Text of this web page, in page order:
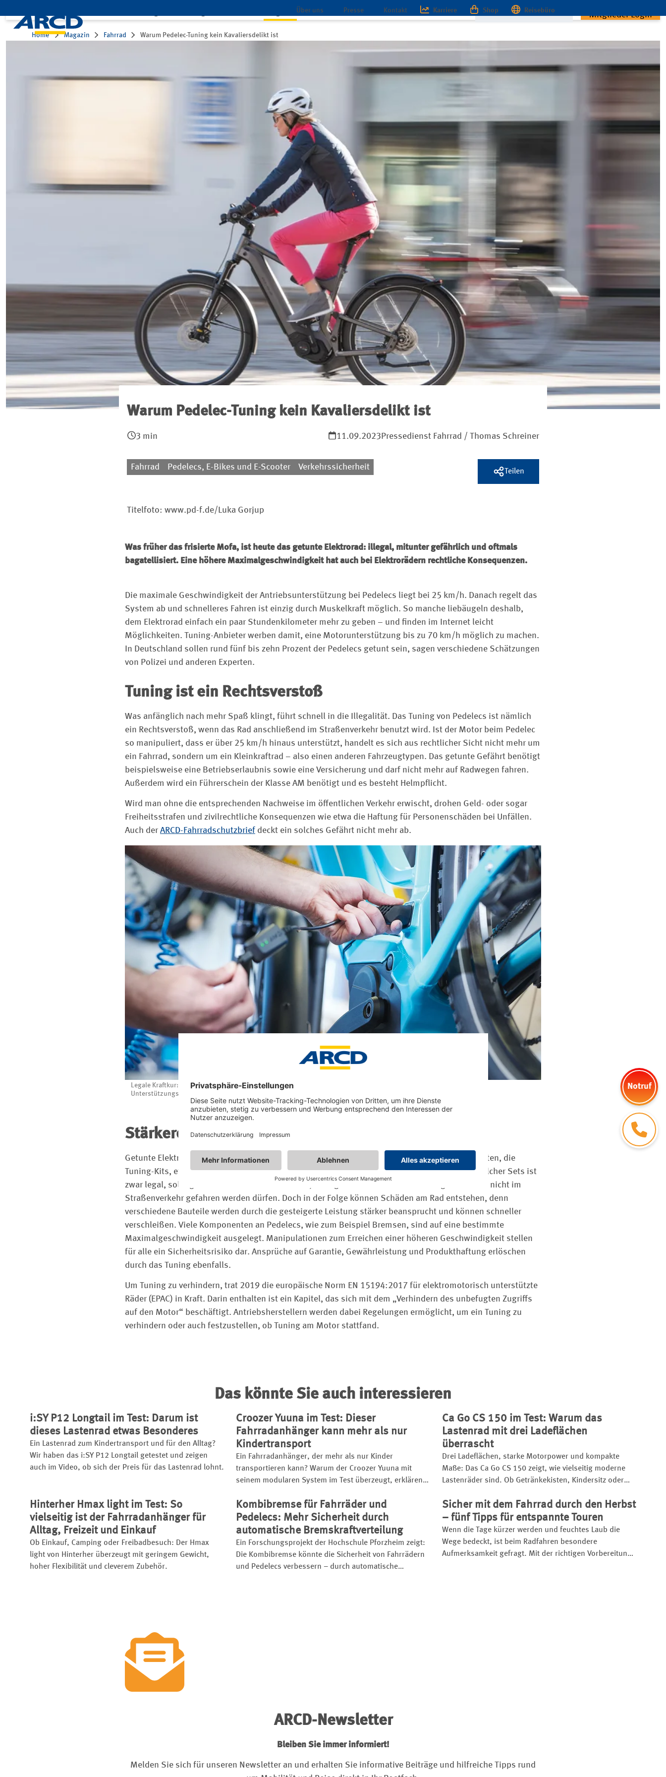
Über uns Presse Kontakt Karriere Shop Reisebüro
Infothek Mitglieder Login
Home Magazin Fahrrad Warum Pedelec-Tuning kein Kavaliersdelikt ist
Warum Pedelec-Tuning kein Kavaliersdelikt ist
3 min 11.09.2023 Pressedienst Fahrrad / Thomas Schreiner
Fahrrad Pedelecs, E-Bikes und E-Scooter Verkehrssicherheit Teilen
Titelfoto: www.pd-f.de/Luka Gorjup
Was früher das frisierte Mofa, ist heute das getunte Elektrorad: illegal, mitunter gefährlich und oftmals
bagatellisiert. Eine höhere Maximalgeschwindigkeit hat auch bei Elektrorädern rechtliche Konsequenzen.
Die maximale Geschwindigkeit der Antriebsunterstützung bei Pedelecs liegt bei 25 km/h. Danach regelt das
System ab und schnelleres Fahren ist einzig durch Muskelkraft möglich. So manche liebäugeln deshalb,
dem Elektrorad einfach ein paar Stundenkilometer mehr zu geben – und finden im Internet leicht
Möglichkeiten. Tuning-Anbieter werben damit, eine Motorunterstützung bis zu 70 km/h möglich zu machen.
In Deutschland sollen rund fünf bis zehn Prozent der Pedelecs getunt sein, sagen verschiedene Schätzungen
von Polizei und anderen Experten.
Tuning ist ein Rechtsverstoß
Was anfänglich nach mehr Spaß klingt, führt schnell in die Illegalität. Das Tuning von Pedelecs ist nämlich
ein Rechtsverstoß, wenn das Rad anschließend im Straßenverkehr benutzt wird. Ist der Motor beim Pedelec
so manipuliert, dass er über 25 km/h hinaus unterstützt, handelt es sich aus rechtlicher Sicht nicht mehr um
ein Fahrrad, sondern um ein Kleinkraftrad – also einen anderen Fahrzeugtypen. Das getunte Gefährt benötigt
beispielsweise eine Betriebserlaubnis sowie eine Versicherung und darf nicht mehr auf Radwegen fahren.
Außerdem wird ein Führerschein der Klasse AM benötigt und es besteht Helmpflicht.
Wird man ohne die entsprechenden Nachweise im öffentlichen Verkehr erwischt, drohen Geld- oder sogar
Freiheitsstrafen und zivilrechtliche Konsequenzen wie etwa die Haftung für Personenschäden bei Unfällen.
Auch der ARCD-Fahrradschutzbrief deckt ein solches Gefährt nicht mehr ab.
Legale Kraftkur: Bei manchen Antrieben können Fachleute erlaubterweise das Drehmoment erhöhen. Die maximale
Unterstützungsgeschwindigkeit beeinflusst das jedoch nicht. Foto: www.fit-ebike.com/pd-f
Stärkerer Verschleiß, weniger Sicherheit
Getunte Elektroräder sind im Straßenverkehr nicht zulässig. Das steht auch auf den Internetseiten, die
Tuning-Kits, etwa in Form von Tuning-Dongles oder auch Chip-Tuning, anbieten. Der Verkauf solcher Sets ist
zwar legal, solange der Anbieter darauf hinweist, dass getunte Räder nur auf Privatgelände und nicht im
Straßenverkehr gefahren werden dürfen. Doch in der Folge können Schäden am Rad entstehen, denn
verschiedene Bauteile werden durch die gesteigerte Leistung stärker beansprucht und können schneller
verschleißen. Viele Komponenten an Pedelecs, wie zum Beispiel Bremsen, sind auf eine bestimmte
Maximalgeschwindigkeit ausgelegt. Manipulationen zum Erreichen einer höheren Geschwindigkeit stellen
für alle ein Sicherheitsrisiko dar. Ansprüche auf Garantie, Gewährleistung und Produkthaftung erlöschen
durch das Tuning ebenfalls.
Um Tuning zu verhindern, trat 2019 die europäische Norm EN 15194:2017 für elektromotorisch unterstützte
Räder (EPAC) in Kraft. Darin enthalten ist ein Kapitel, das sich mit dem „Verhindern des unbefugten Zugriffs
auf den Motor“ beschäftigt. Antriebsherstellern werden dabei Regelungen ermöglicht, um ein Tuning zu
verhindern oder auch festzustellen, ob Tuning am Motor stattfand.
Das könnte Sie auch interessieren
i:SY P12 Longtail im Test: Darum ist
dieses Lastenrad etwas Besonderes
Ein Lastenrad zum Kindertransport und für den Alltag?
Wir haben das i:SY P12 Longtail getestet und zeigen
auch im Video, ob sich der Preis für das Lastenrad lohnt.
Croozer Yuuna im Test: Dieser
Fahrradanhänger kann mehr als nur
Kindertransport
Ein Fahrradanhänger, der mehr als nur Kinder
transportieren kann? Warum der Croozer Yuuna mit
seinem modularen System im Test überzeugt, erklären
Ca Go CS 150 im Test: Warum das
Lastenrad mit drei Ladeflächen
überrascht
Drei Ladeflächen, starke Motorpower und kompakte
Maße: Das Ca Go CS 150 zeigt, wie vielseitig moderne
Lastenräder sind. Ob Getränkekisten, Kindersitz oder
sicher durch die Stadt
Hinterher Hmax light im Test: So
vielseitig ist der Fahrradanhänger für
Alltag, Freizeit und Einkauf
Ob Einkauf, Camping oder Freibadbesuch: Der Hmax
light von Hinterher überzeugt mit geringem Gewicht,
hoher Flexibilität und cleverem Zubehör.
Kombibremse für Fahrräder und
Pedelecs: Mehr Sicherheit durch
automatische Bremskraftverteilung
Ein Forschungsprojekt der Hochschule Pforzheim zeigt:
Die Kombibremse könnte die Sicherheit von Fahrrädern
und Pedelecs verbessern – durch automatische
Sicher mit dem Fahrrad durch den Herbst
– fünf Tipps für entspannte Touren
Wenn die Tage kürzer werden und feuchtes Laub die
Wege bedeckt, ist beim Radfahren besondere
Aufmerksamkeit gefragt. Mit der richtigen Vorbereitung
ARCD-Newsletter
Bleiben Sie immer informiert!
Melden Sie sich für unseren Newsletter an und erhalten Sie informative Beiträge und hilfreiche Tipps rund
Notruf
Kontakt